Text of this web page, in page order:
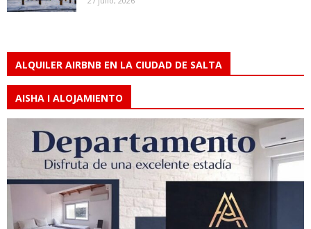
ALQUILER AIRBNB EN LA CIUDAD DE SALTA
AISHA I ALOJAMIENTO